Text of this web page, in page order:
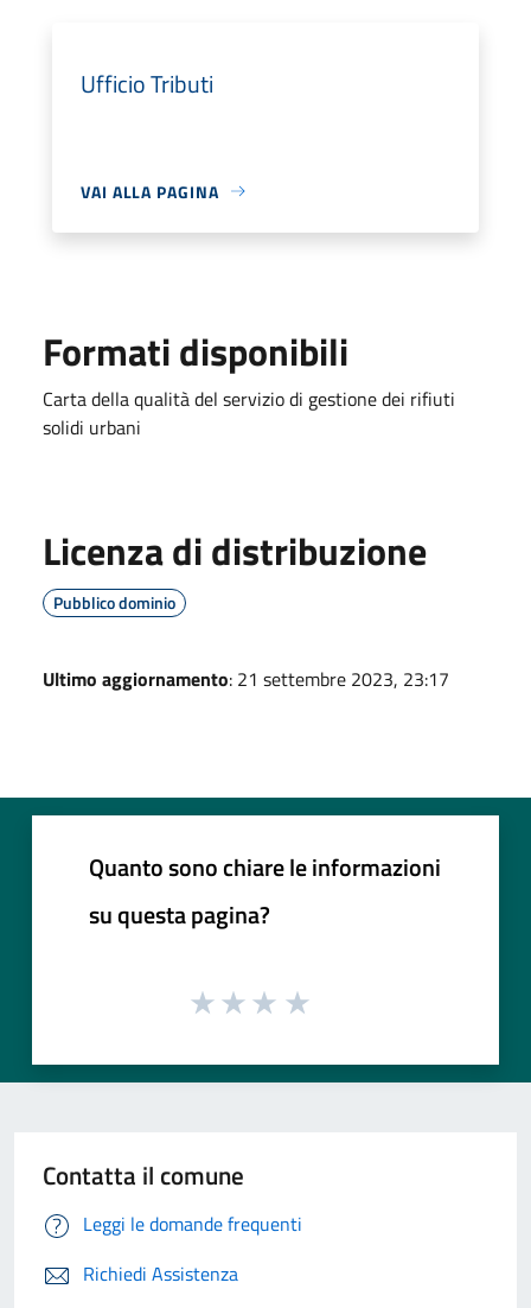
Ufficio Tributi
VAI ALLA PAGINA
Formati disponibili
Carta della qualità del servizio di gestione dei rifiuti
solidi urbani
Licenza di distribuzione
Pubblico dominio
Ultimo aggiornamento: 21 settembre 2023, 23:17
Quanto sono chiare le informazioni
su questa pagina?
Contatta il comune
Leggi le domande frequenti
Richiedi Assistenza